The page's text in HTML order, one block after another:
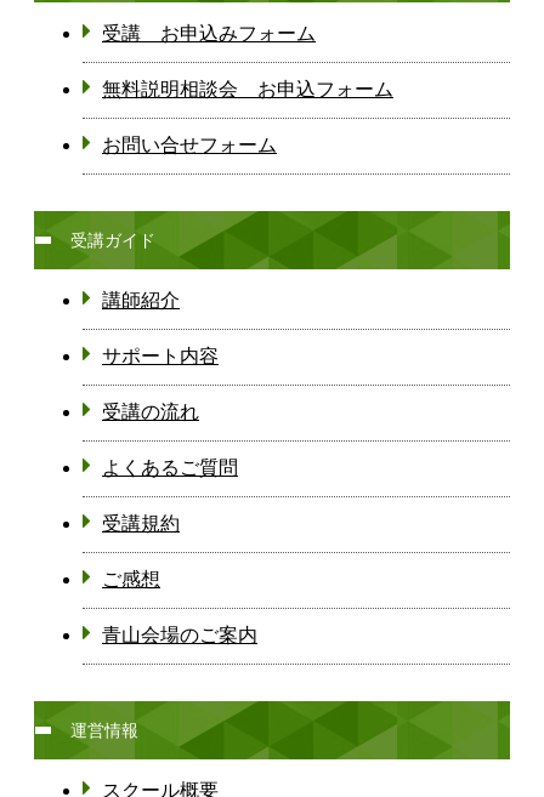
受講 お申込みフォーム
無料説明相談会 お申込フォーム
お問い合せフォーム
受講ガイド
講師紹介
サポート内容
受講の流れ
よくあるご質問
受講規約
ご感想
青山会場のご案内
運営情報
スクール概要